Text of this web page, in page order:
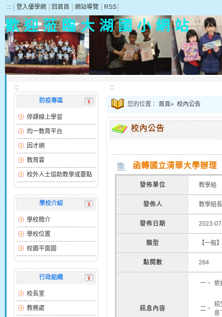
::: 登入優學網 回首頁 網站導覽 RSS
歡 迎 蒞 臨 大 湖 國 小 網 站
:::
防疫專區
停課線上學習
均一教育平台
因才網
教育雲
校外人士協助教學或要點
學校介紹
學校簡介
學校位置
校園平面圖
行政組織
校長室
教務處
:::
您的位置： 首頁» 校內公告
校內公告
函轉國立清華大學辦理
發佈單位 教學組
發佈人 教學組長
發佈日期 2023-
類型 【一般】
點閱數 284
訊息內容
一、 依
二、
招
息